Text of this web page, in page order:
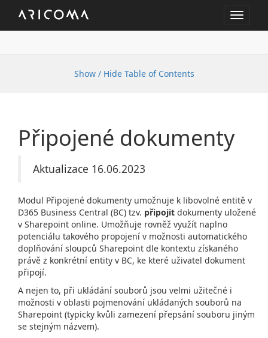
Toggle
Show / Hide Table of Contents
Připojené dokumenty
Aktualizace 16.06.2023
Modul Připojené dokumenty umožnuje k libovolné entitě v
D365 Business Central (BC) tzv. připojit dokumenty uložené
v Sharepoint online. Umožňuje rovněž využít naplno
potenciálu takového propojení v možnosti automatického
doplňování sloupců Sharepoint dle kontextu získaného
právě z konkrétní entity v BC, ke které uživatel dokument
připojí.
A nejen to, při ukládání souborů jsou velmi užitečné i
možnosti v oblasti pojmenování ukládaných souborů na
Sharepoint (typicky kvůli zamezení přepsání souboru jiným
se stejným názvem).